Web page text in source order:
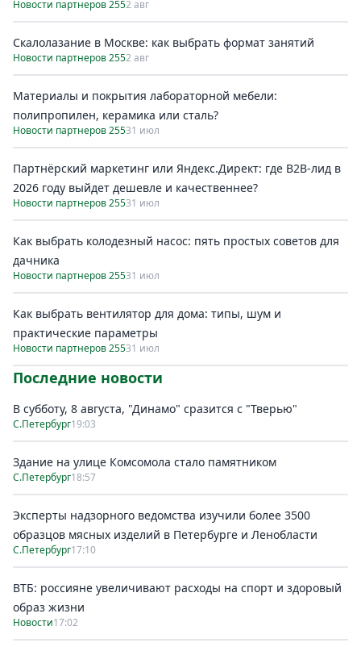
Новости партнеров 2552 авг
Скалолазание в Москве: как выбрать формат занятий
Новости партнеров 2552 авг
Материалы и покрытия лабораторной мебели:
полипропилен, керамика или сталь?
Новости партнеров 25531 июл
Партнёрский маркетинг или Яндекс.Директ: где B2B-лид в
2026 году выйдет дешевле и качественнее?
Новости партнеров 25531 июл
Как выбрать колодезный насос: пять простых советов для
дачника
Новости партнеров 25531 июл
Как выбрать вентилятор для дома: типы, шум и
практические параметры
Новости партнеров 25531 июл
Последние новости
В субботу, 8 августа, "Динамо" сразится с "Тверью"
С.Петербург19:03
Здание на улице Комсомола стало памятником
С.Петербург18:57
Эксперты надзорного ведомства изучили более 3500
образцов мясных изделий в Петербурге и Ленобласти
С.Петербург17:10
ВТБ: россияне увеличивают расходы на спорт и здоровый
образ жизни
Новости17:02